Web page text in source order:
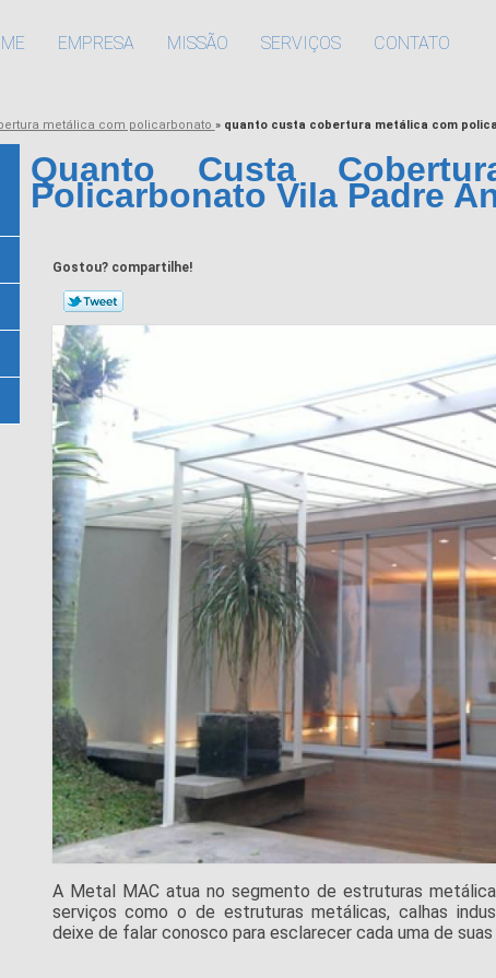
EMPRESA MISSÃO SERVIÇOS CONTATO
metálica com policarbonato » quanto custa cobertura metálica com
Quanto Custa
Policarbonato Vila Padre
Gostou? compartilhe!
A Metal MAC atua no segmento de estruturas
serviços como o de estruturas metálicas, calhas
deixe de falar conosco para esclarecer cada uma de